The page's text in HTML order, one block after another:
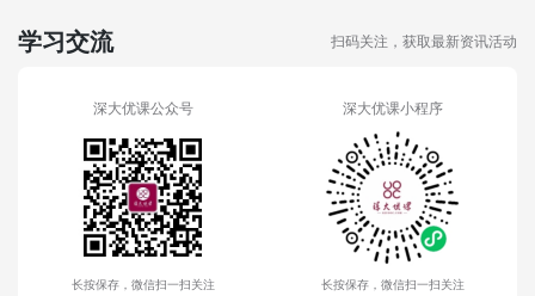
学习交流 扫码关注，获取最新资讯活动
深大优课公众号
长按保存，微信扫一扫关注
深大优课小程序
长按保存，微信扫一扫关注